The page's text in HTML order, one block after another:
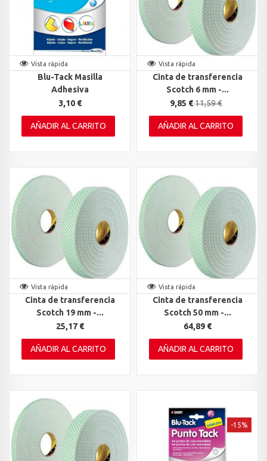
Vista rápida
Blu-Tack Masilla
Adhesiva
3,10 €
AÑADIR AL CARRITO
Vista rápida
Cinta de transferencia
Scotch 6 mm -...
9,85 €11,59 €
AÑADIR AL CARRITO
Vista rápida
Cinta de transferencia
Scotch 19 mm -...
25,17 €
AÑADIR AL CARRITO
Vista rápida
Cinta de transferencia
Scotch 50 mm -...
64,89 €
AÑADIR AL CARRITO
-15%